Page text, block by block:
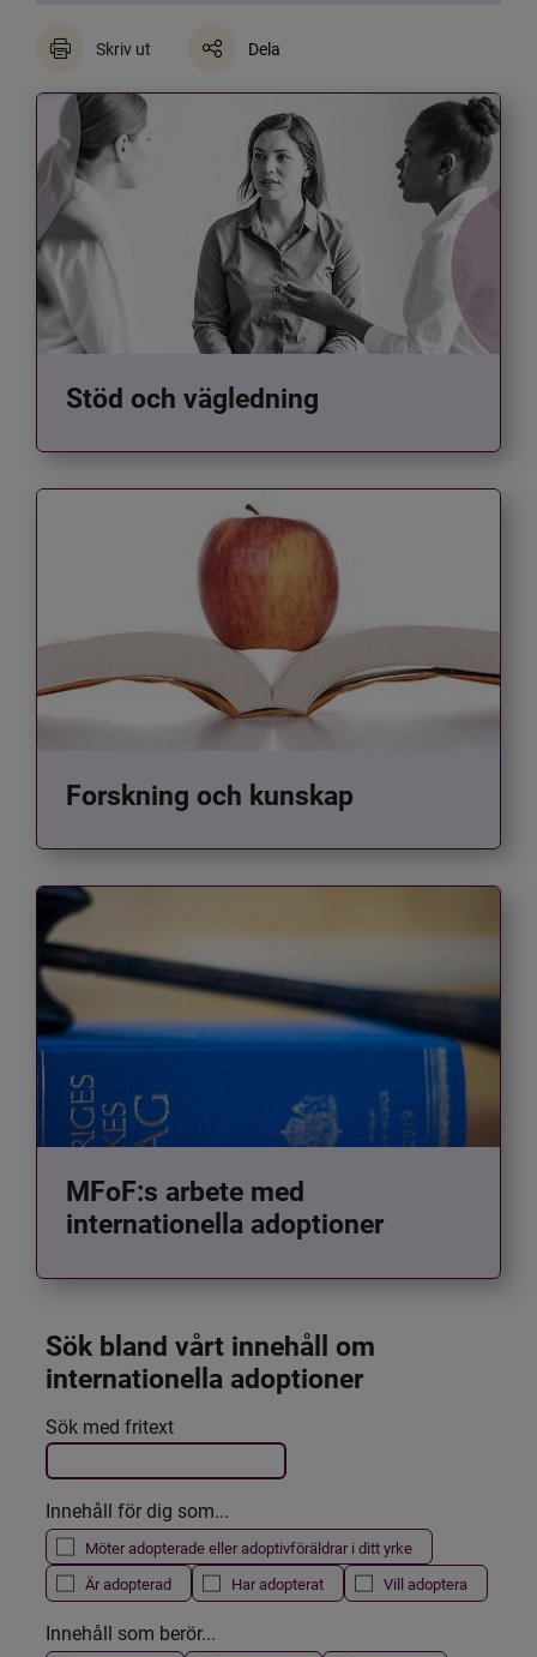
Skriv ut Dela
Stöd och vägledning
Forskning och kunskap
MFoF:s arbete med
internationella adoptioner
Sök bland vårt innehåll om
internationella adoptioner
Filtrera resultatet
Det här formuläret postas automatiskt
Sök med fritext
Innehåll för dig som...
Möter adopterade eller adoptivföräldrar i ditt yrke
Är adopterad
Har adopterat Vill adoptera
Innehåll som berör...